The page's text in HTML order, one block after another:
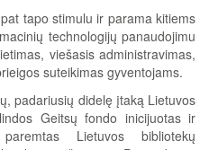
tapo stimulu ir parama kitiems
technologijų panaudojimu
viešasis administravimas,
suteikimas gyventojams.
padariusių didelę įtaką Lietuvos
Geitsų fondo inicijuotas ir
Lietuvos bibliotekų